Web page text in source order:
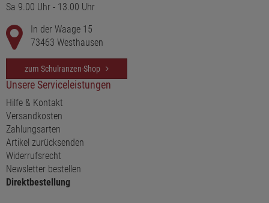
Sa 9.00 Uhr - 13.00 Uhr
In der Waage 15
73463 Westhausen
zum Schulranzen-Shop
Unsere Serviceleistungen
Hilfe & Kontakt
Versandkosten
Zahlungsarten
Artikel zurücksenden
Widerrufsrecht
Newsletter bestellen
Direktbestellung